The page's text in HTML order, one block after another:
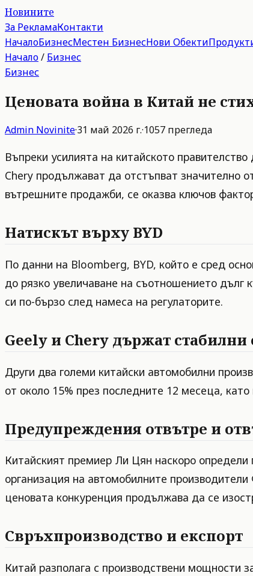
Новините
За РекламаКонтакти
НачалоБизнесМестен БизнесНови Обекти
Начало/ Бизнес
Бизнес
Ценовата война в Китай не
Admin Novinite·31 май 2026 г.·1057 прегледа
Въпреки усилията на китайското
Chery продължават да отстъпват значително
вътрешните продажби, се оказва ключов
Натискът върху BYD
По данни на Bloomberg, BYD, който е сред
до рязко увеличаване на съотношението
си по-бързо след намеса на регулаторите.
Geely и Chery държат стабилни
Други два големи китайски автомобилни
от около 15% през последните 12 месеца,
Предупреждения отвътре и
Китайският премиер Ли Цян наскоро
организация на автомобилните
ценовата конкуренция продължава да се
Свръхпроизводство и експорт
Китай разполага с производствени мощности